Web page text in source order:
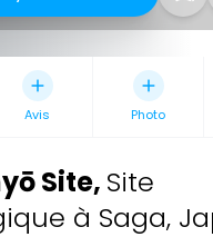
Avis Photo
Site, Site
à Saga,